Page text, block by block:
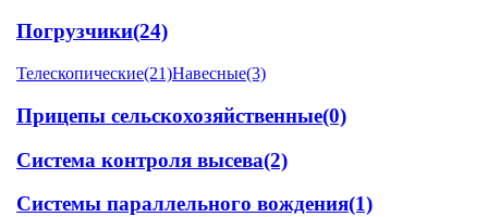
Погрузчики(24)
Телескопические(21)Навесные(3)
Прицепы сельскохозяйственные(0)
Система контроля высева(2)
Системы параллельного вождения(1)